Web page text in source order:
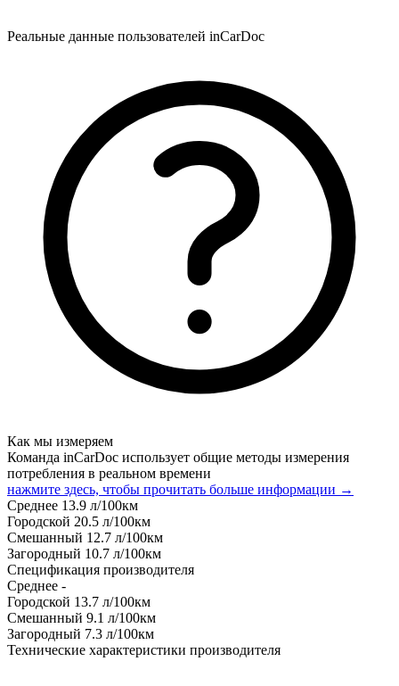
Реальные данные пользователей inCarDoc
Как мы измеряем
Команда inCarDoc использует общие методы измерения
потребления в реальном времени
нажмите здесь, чтобы прочитать больше информации →
Среднее 13.9 л/100км
Городской 20.5 л/100км
Смешанный 12.7 л/100км
Загородный 10.7 л/100км
Спецификация производителя
Среднее -
Городской 13.7 л/100км
Смешанный 9.1 л/100км
Загородный 7.3 л/100км
Технические характеристики производителя